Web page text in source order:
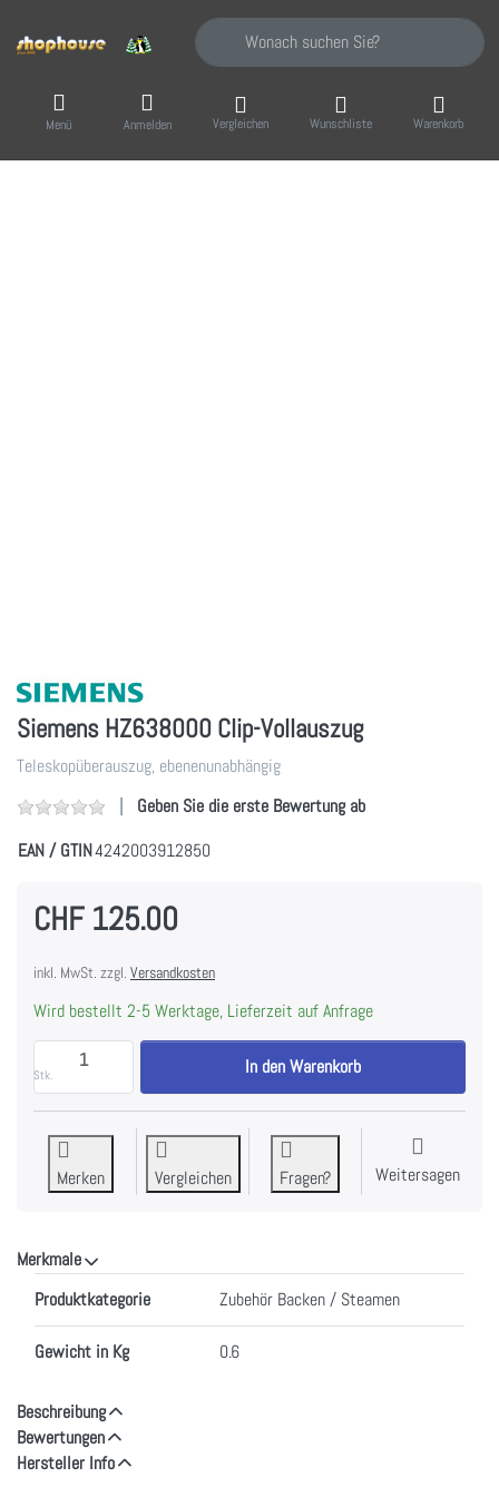
Geben Sie einen Suchbegriff ein. Während
Menü Anmelden Vergleichen Wunschliste Warenkorb
Siemens HZ638000 Clip-Vollauszug
Teleskopüberauszug, ebenenunabhängig
Geben Sie die erste Bewertung ab
EAN / GTIN4242003912850
CHF 125.00
inkl. MwSt. zzgl. Versandkosten
Wird bestellt 2-5 Werktage, Lieferzeit auf Anfrage
Stk.
Siemens HZ638000 Clip-Vollauszug zu CHF 125.00,
In den Warenkorb
Merken Vergleichen Fragen? Weitersagen
Merkmale
Produktkategorie Zubehör Backen / Steamen
Gewicht in Kg 0.6
Beschreibung
Bewertungen
Hersteller Info